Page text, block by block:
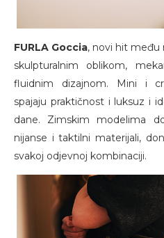
FURLA Goccia, novi hit među
skulpturalnim oblikom,
fluidnim dizajnom. Mini i
spajaju praktičnost i luksuz i
dane. Zimskim modelima
nijanse i taktilni materijali,
svakoj odjevnoj kombinaciji.